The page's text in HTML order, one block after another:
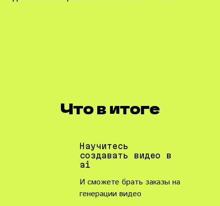
Что в итоге
Научитесь
создавать видео в
ai
И сможете брать заказы на
генерации видео